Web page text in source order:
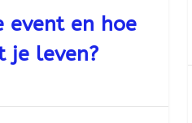
event en hoe
je leven?